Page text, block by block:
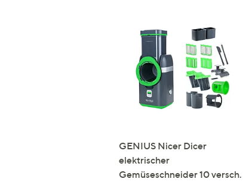
GENIUS Nicer Dicer
elektrischer
Gemüseschneider 10 versch.